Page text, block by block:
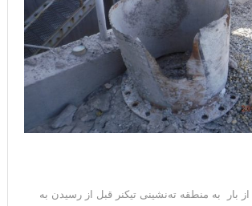
بار به منطقه ته‌نشینی تیکنر قبل از رسیدن به